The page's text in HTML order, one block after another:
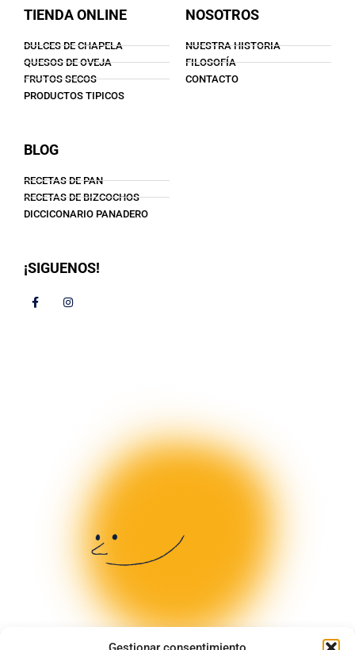
TIENDA ONLINE
DULCES DE CHAPELA
QUESOS DE OVEJA
FRUTOS SECOS
PRODUCTOS TIPICOS
NOSOTROS
NUESTRA HISTORIA
FILOSOFÍA
CONTACTO
BLOG
RECETAS DE PAN
RECETAS DE BIZCOCHOS
DICCICONARIO PANADERO
¡SIGUENOS!